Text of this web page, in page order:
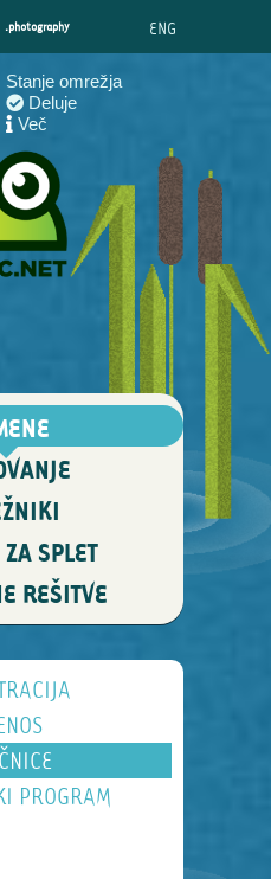
.photography ENG
Stanje omrežja
Deluje
Več
SPLET
REŠITVE
PROGRAM